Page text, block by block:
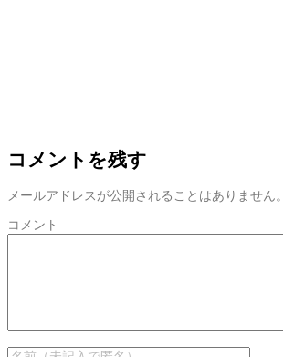
コメントを残す
メールアドレスが公開されることはありません。
コメント